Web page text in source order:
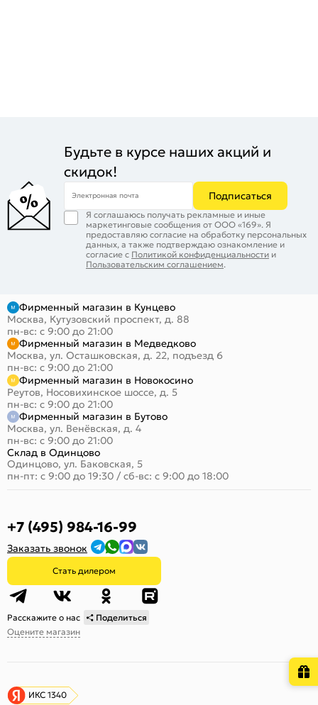
Будьте в курсе наших акций и
скидок!
Электронная почта Подписаться
Я соглашаюсь получать рекламные и иные
маркетинговые сообщения от ООО «169». Я
предоставляю согласие на обработку персональных
данных, а также подтверждаю ознакомление и
согласие с Политикой конфиденциальности и
Пользовательским соглашением.
Фирменный магазин в Кунцево
Москва, Кутузовский проспект, д. 88
пн-вс: с 9:00 до 21:00
Фирменный магазин в Медведково
Москва, ул. Осташковская, д. 22, подъезд 6
пн-вс: с 9:00 до 21:00
Фирменный магазин в Новокосино
Реутов, Носовихинское шоссе, д. 5
пн-вс: с 9:00 до 21:00
Фирменный магазин в Бутово
Москва, ул. Венёвская, д. 4
пн-вс: с 9:00 до 21:00
Склад в Одинцово
Одинцово, ул. Баковская, 5
пн-пт: с 9:00 до 19:30 / сб-вс: с 9:00 до 18:00
+7 (495) 984-16-99
Заказать звонок
Стать дилером
Расскажите о нас
Поделиться
Оцените магазин
ИКС 1340